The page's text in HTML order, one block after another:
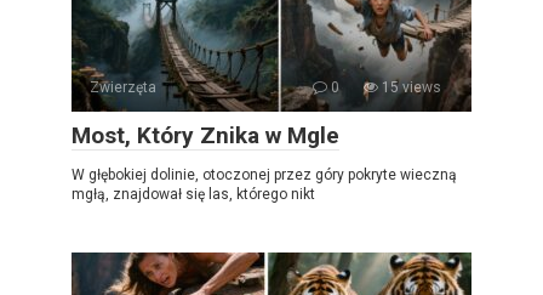
Zwierzęta 0 15 views
Most, Który Znika w Mgle
W głębokiej dolinie, otoczonej przez góry pokryte wieczną
mgłą, znajdował się las, którego nikt